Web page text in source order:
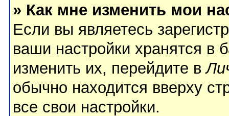
» Как мне изменить мои
Если вы являетесь
ваши настройки хранятся в
изменить их, перейдите в
обычно находится вверху
все свои настройки.